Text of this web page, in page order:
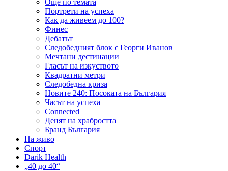
Още по темата
Портрети на успеха
Как да живеем до 100?
Финес
Дебатът
Следобедният блок с Георги Иванов
Мечтани дестинации
Гласът на изкуството
Квадратни метри
Следобедна криза
Новите 240: Посоката на България
Часът на успеха
Connected
Денят на храбростта
Бранд България
На живо
Спорт
Darik Health
„40 до 40“